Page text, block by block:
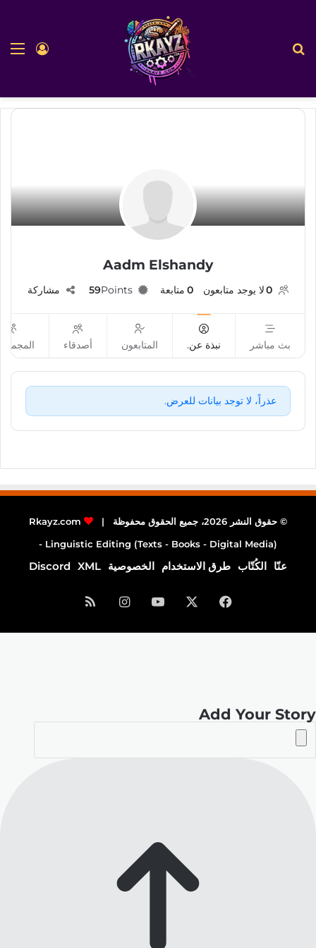
تسجيل
Aadm Elshandy
لا يوجد متابعون 0 متابعة 59Points مشاركة
بث مباشر نبذة عن. المتابعون أصدقاء
عذراً، لا توجد بيانات للعرض.
© حقوق النشر 2026، جميع الحقوق محفوظة |
Rkayz.com
Linguistic Editing (Texts - Books - Digital Media) -
عنّا الكُتّاب طرق الاستخدام الخصوصية XML
Discord
فيسبوك ‫YouTubeانستقرامملخص
الموقع
Add Your Story